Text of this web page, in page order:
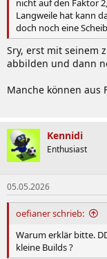
nicht auf den Faktor
Langweile hat kann
doch noch eine
Sry, erst mit seinem
abbilden und dann
Manche können aus
Kennidi
Enthusiast
05.05.2026
oefianer schrieb:
Warum erklär bitte.
kleine Builds ?